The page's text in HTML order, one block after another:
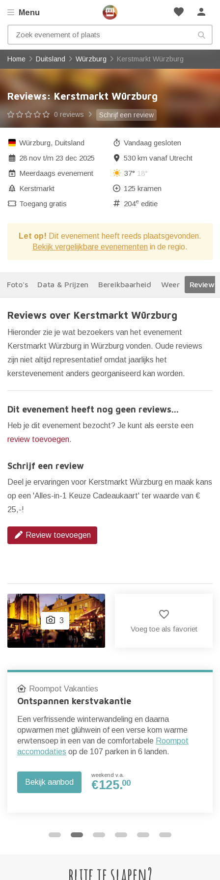
favorite person
Menu
Home Duitsland Würzburg Kerstmarkt Würzburg
Reviews: Kerstmarkt Würzburg
0 reviews Schrijf een review
Würzburg, Duitsland
28 novt/m 23 dec 2025
Meerdaags evenement
Kerstmarkt
Toegang gratis
Vandaag gesloten
530 km vanaf Utrecht
37° 18°
125 kramen
204eeditie
Let op! Dit evenement heeft reeds plaatsgevonden.
Bekijk vergelijkbare evenementen in de regio.
Foto's Data & Prijzen Bereikbaarheid Weer Reviews
Reviews over Kerstmarkt Würzburg
Hieronder zie je wat bezoekers van het evenement
Kerstmarkt Würzburg in Würzburg vonden. Oude reviews
zijn niet altijd representatief omdat jaarlijks het
kerstevenement anders georganiseerd kan worden.
Dit evenement heeft nog geen reviews...
Heb je dit evenement bezocht? Je kunt als eerste een
review toevoegen.
Schrijf een review
Deel je ervaringen voor Kerstmarkt Würzburg en maak kans
op een 'Alles-in-1 Keuze Cadeaukaart' ter waarde van €
25,-!
Review toevoegen
3
favorite_border
Voeg toe als favoriet
Roompot Vakanties
Ontspannen kerstvakantie
Een verfrissende winterwandeling en daarna
opwarmen met glühwein of een verse kom warme
erwtensoep in een van de comfortabele Roompot
accomodaties op de 107 parken in 6 landen.
Bekijk aanbod
weekend v.a.
€125.00
blijf je slapen?